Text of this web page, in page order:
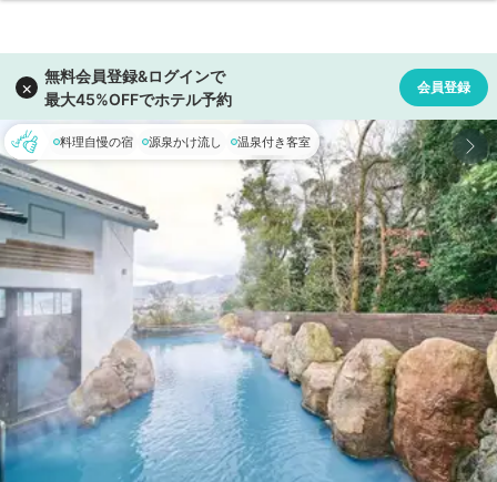
料理自慢の宿 源泉かけ流し 温泉付き客室